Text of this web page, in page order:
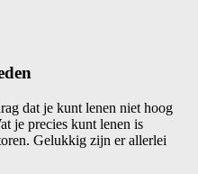
dat je kunt lenen niet hoog
je precies kunt lenen is
Gelukkig zijn er allerlei